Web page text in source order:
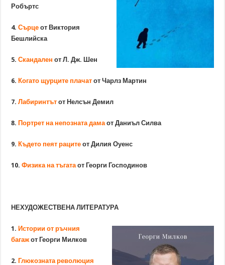
Робъртс
4.Сърце от Виктория
Бешлийска
5.Скандален от Л. Дж. Шен
6. Когато щурците плачат от Чарлз Мартин
7.Лабиринтът от Нелсън Демил
8. Портрет на непозната дамаот Даниъл Силва
9. Където пеят раците от Дилия Оуенс
10. Физика на тъгата от Георги Господинов
НЕХУДОЖЕСТВЕНА ЛИТЕРАТУРА
1. Истории от ръчния
багажот Георги Милков
2. Глюкозната революция